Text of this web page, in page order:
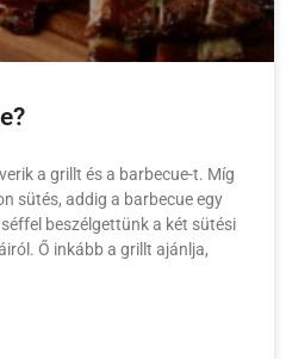
a grillt és a barbecue-t. Míg
sütés, addig a barbecue egy
beszélgettünk a két sütési
Ő inkább a grillt ajánlja,